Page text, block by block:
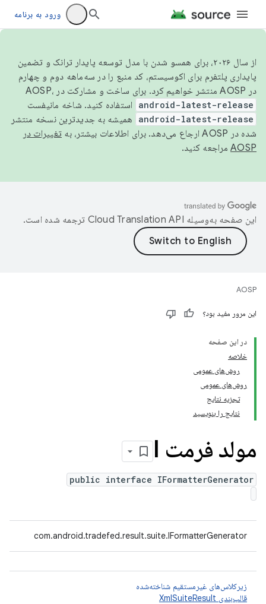
ورود به برنامه
از سال ۲۰۲۶، برای همسو شدن با مدل توسعه پایدار ترانک و تضمین
پایداری پلتفرم برای اکوسیستم، کد منبع را در سه‌ماهه دوم و چهارم
در AOSP منتشر خواهیم کرد. برای ساخت و مشارکت در AOSP،
android-latest-release استفاده کنید. شاخه مانیفست
android-latest-release
همیشه به جدیدترین نسخه منتشر
شده در AOSP ارجاع می‌دهد. برای اطلاعات بیشتر، به
تغییرات در
AOSP مراجعه کنید.
این صفحه به‌وسیله ترجمه شده است.
AOSP
این مرور مفید بود؟
در این صفحه
خلاصه
روش‌های عمومی
روش‌های عمومی
تجزیه نتایج
نتایج را بنویسید
مولد فرمت I
public interface IFormatterGenerator
com.android.tradefed.result.suite.IFormatterGenerator
زیرکلاس‌های غیرمستقیم شناخته‌شده
قالب‌بندی XmlSuiteResult